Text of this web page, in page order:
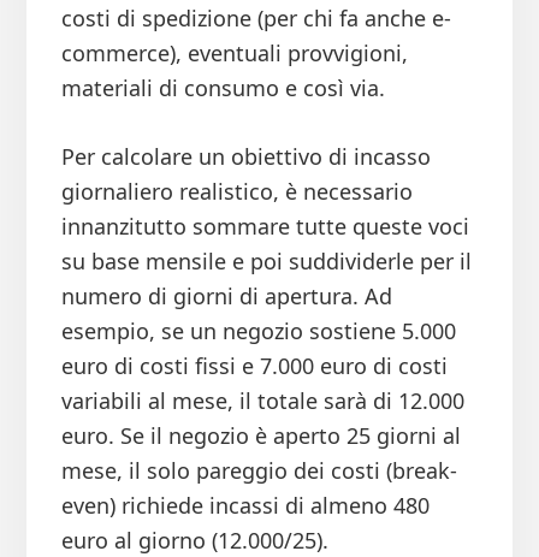
costi di spedizione (per chi fa anche e-
commerce), eventuali provvigioni,
materiali di consumo e così via.
Per calcolare un obiettivo di incasso
giornaliero realistico, è necessario
innanzitutto sommare tutte queste voci
su base mensile e poi suddividerle per il
numero di giorni di apertura. Ad
esempio, se un negozio sostiene 5.000
euro di costi fissi e 7.000 euro di costi
variabili al mese, il totale sarà di 12.000
euro. Se il negozio è aperto 25 giorni al
mese, il solo pareggio dei costi (break-
even) richiede incassi di almeno 480
euro al giorno (12.000/25).